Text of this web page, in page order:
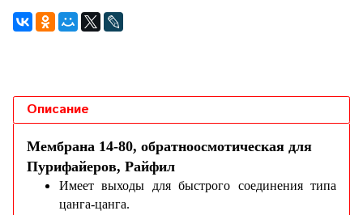
Описание
Мембрана 14-80, обратноосмотическая для
Пурифайеров, Райфил
Имеет выходы для быстрого соединения типа
цанга-цанга.